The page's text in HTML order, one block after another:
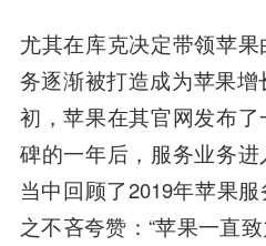
尤其在库克决定带领苹
务逐渐被打造成为苹果
初，苹果在其官网发布
碑的一年后，服务业务
当中回顾了2019年苹果
之不吝夸赞：“苹果一直